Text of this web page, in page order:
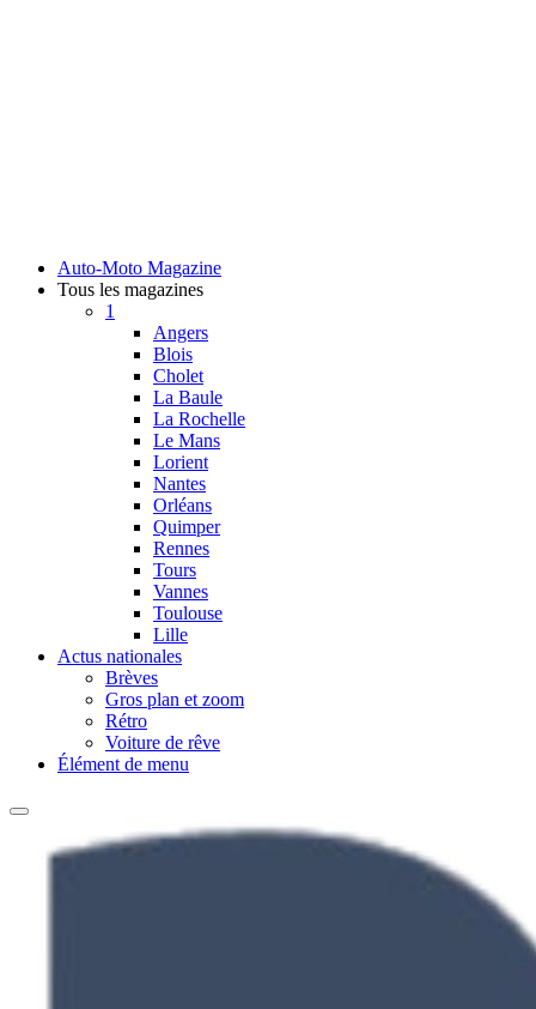
Auto-Moto Magazine
Tous les magazines
1
Angers
Blois
Cholet
La Baule
La Rochelle
Le Mans
Lorient
Nantes
Orléans
Quimper
Rennes
Tours
Vannes
Toulouse
Lille
Actus nationales
Brèves
Gros plan et zoom
Rétro
Voiture de rêve
Élément de menu